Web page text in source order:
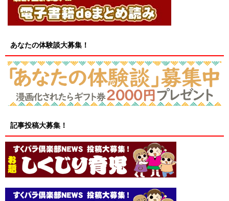
あなたの体験談大募集！
記事投稿大募集！